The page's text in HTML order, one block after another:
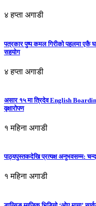
४ हप्ता अगाडी
पत्रकार पुष्प कमल गिरीको पहलमा एकै
सहयोग
४ हप्ता अगाडी
असार १५ मा त्रिदेव English
वृक्षारोपण
१ महिना अगाडी
पाठ्यपुस्तकदेखि प्रत्यक्ष अनुभवसम्म:
१ महिना अगाडी